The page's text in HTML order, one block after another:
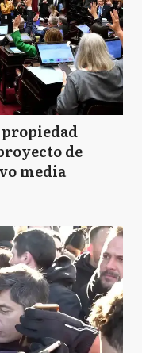
de
media